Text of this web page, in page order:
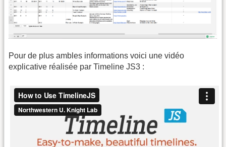
Pour de plus ambles informations voici une vidéo
explicative réalisée par Timeline JS3 :